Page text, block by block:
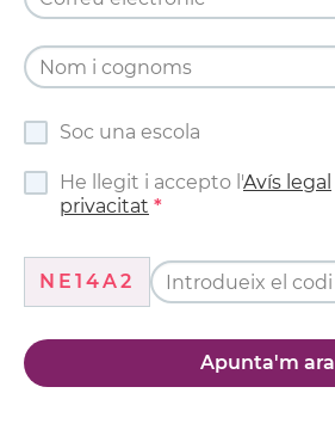
Soc una escola
He llegit i accepto l'Avís legal
privacitat
NE14A2
Apunta'm ara